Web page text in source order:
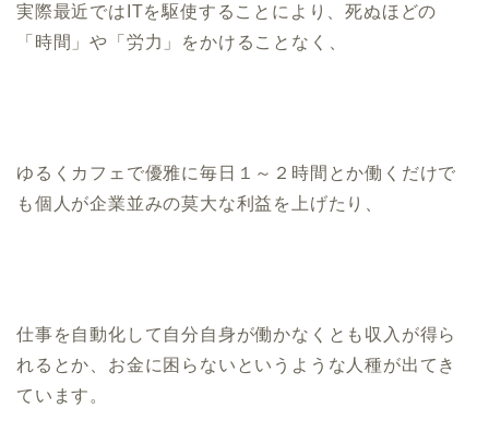
実際最近ではITを駆使することにより、死ぬほどの
「時間」や「労力」をかけることなく、
ゆるくカフェで優雅に毎日１～２時間とか働くだけで
も個人が企業並みの莫大な利益を上げたり、
仕事を自動化して自分自身が働かなくとも収入が得ら
れるとか、お金に困らないというような人種が出てき
ています。